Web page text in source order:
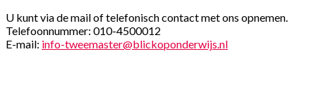
U kunt via de mail of telefonisch contact met ons opnemen.
Telefoonnummer: 010-4500012
E-mail: info-tweemaster@blickoponderwijs.nl